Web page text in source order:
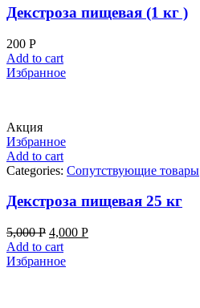
Декстроза пищевая (1 кг )
200 Р
Add to cart
Избранное
Акция
Избранное
Add to cart
Categories: Сопутствующие товары
Декстроза пищевая 25 кг
5,000Р 4,000 Р
Add to cart
Избранное